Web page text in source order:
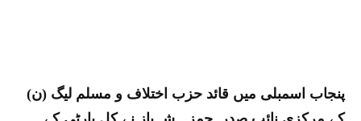
پنجاب اسمبلی میں قائد حزب اختلاف و مسلم لیگ (ن)